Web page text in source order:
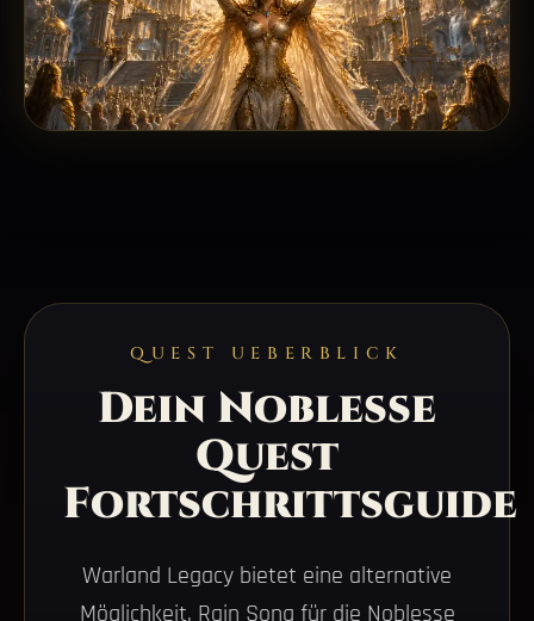
QUEST UEBERBLICK
Dein Noblesse
Quest
Fortschrittsguide
Warland Legacy bietet eine alternative
Möglichkeit, Rain Song für die Noblesse